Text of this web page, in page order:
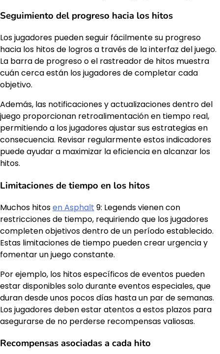
Seguimiento del progreso hacia los hitos
Los jugadores pueden seguir fácilmente su progreso
hacia los hitos de logros a través de la interfaz del juego.
La barra de progreso o el rastreador de hitos muestra
cuán cerca están los jugadores de completar cada
objetivo.
Además, las notificaciones y actualizaciones dentro del
juego proporcionan retroalimentación en tiempo real,
permitiendo a los jugadores ajustar sus estrategias en
consecuencia. Revisar regularmente estos indicadores
puede ayudar a maximizar la eficiencia en alcanzar los
hitos.
Limitaciones de tiempo en los hitos
Muchos hitosen Asphalt 9: Legends vienen con
restricciones de tiempo, requiriendo que los jugadores
completen objetivos dentro de un período establecido.
Estas limitaciones de tiempo pueden crear urgencia y
fomentar un juego constante.
Por ejemplo, los hitos específicos de eventos pueden
estar disponibles solo durante eventos especiales, que
duran desde unos pocos días hasta un par de semanas.
Los jugadores deben estar atentos a estos plazos para
asegurarse de no perderse recompensas valiosas.
Recompensas asociadas a cada hito